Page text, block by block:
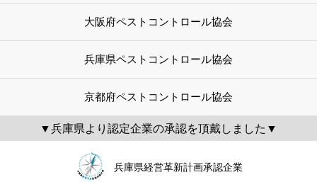
大阪府ペストコントロール協会
兵庫県ペストコントロール協会
京都府ペストコントロール協会
▼兵庫県より認定企業の承認を頂戴しました▼
兵庫県経営革新計画承認企業